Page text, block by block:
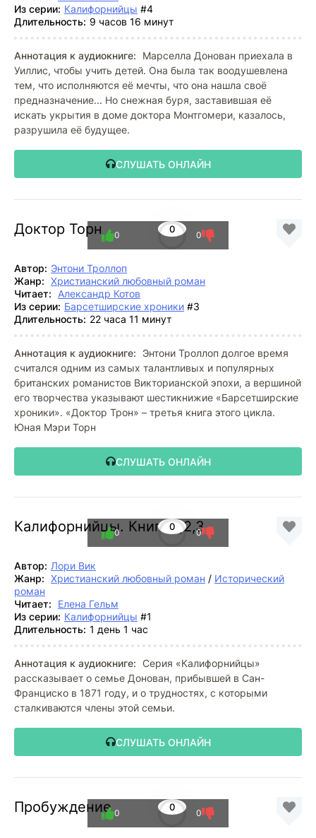
Из серии: Калифорнийцы #4
Длительность: 9 часов 16 минут
Аннотация к аудиокниге:
Марселла Донован приехала в
Уиллис, чтобы учить детей. Она была так воодушевлена
тем, что исполняются её мечты, что она нашла своё
предназначение... Но снежная буря, заставившая её
искать укрытия в доме доктора Монтгомери, казалось,
разрушила её будущее.
СЛУШАТЬ ОНЛАЙН
Доктор Торн 0
0 0
Автор: Энтони Троллоп
Жанр: Христианский любовный роман
Читает:
Александр Котов
Из серии: Барсетширские хроники #3
Длительность: 22 часа 11 минут
Аннотация к аудиокниге:
Энтони Троллоп долгое время
считался одним из самых талантливых и популярных
британских романистов Викторианской эпохи, а вершиной
его творчества указывают шестикнижие «Барсетширские
хроники». «Доктор Трон» – третья книга этого цикла.
Юная Мэри Торн
СЛУШАТЬ ОНЛАЙН
Калифорнийцы. Книги 1,2,3
0
0 0
Автор: Лори Вик
Жанр: Христианский любовный роман / Исторический
роман
Читает:
Елена Гельм
Из серии: Калифорнийцы #1
Длительность: 1 день 1 час
Аннотация к аудиокниге: Серия «Калифорнийцы»
рассказывает о семье Донован, прибывшей в Сан-
Франциско в 1871 году, и о трудностях, с которыми
сталкиваются члены этой семьи.
СЛУШАТЬ ОНЛАЙН
Пробуждение 0
0 0